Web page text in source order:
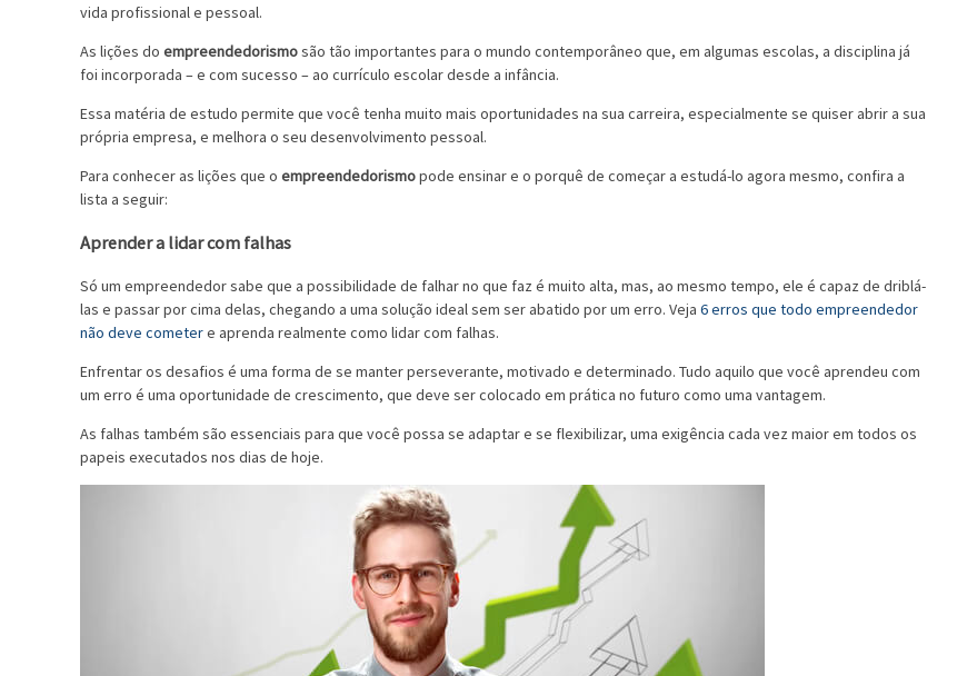
vida profissional e pessoal.
As lições do empreendedorismosão tão importantes para o mundo contemporâneo que, em algumas escolas, a disciplina já
foi incorporada – e com sucesso – ao currículo escolar desde a infância.
Essa matéria de estudo permite que você tenha muito mais oportunidades na sua carreira, especialmente se quiser abrir a sua
própria empresa, e melhora o seu desenvolvimento pessoal.
Para conhecer as lições que o empreendedorismopode ensinar e o porquê de começar a estudá-lo agora mesmo, confira a
lista a seguir:
Aprender a lidar com falhas
Só um empreendedor sabe que a possibilidade de falhar no que faz é muito alta, mas, ao mesmo tempo, ele é capaz de driblá-
las e passar por cima delas, chegando a uma solução ideal sem ser abatido por um erro. Veja 6 erros que todo empreendedor
não deve cometere aprenda realmente como lidar com falhas.
Enfrentar os desafios é uma forma de se manter perseverante, motivado e determinado. Tudo aquilo que você aprendeu com
um erro é uma oportunidade de crescimento, que deve ser colocado em prática no futuro como uma vantagem.
As falhas também são essenciais para que você possa se adaptar e se flexibilizar, uma exigência cada vez maior em todos os
papeis executados nos dias de hoje.